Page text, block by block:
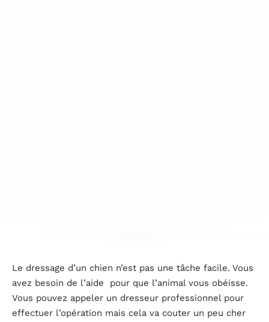
Le dressage d’un chien n’est pas une tâche facile. Vous
avez besoin de l’aide pour que l’animal vous obéisse.
Vous pouvez appeler un dresseur professionnel pour
effectuer l’opération mais cela va couter un peu cher